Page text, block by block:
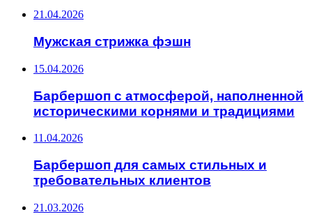
21.04.2026
Мужская стрижка фэшн
15.04.2026
Барбершоп с атмосферой, наполненной
историческими корнями и традициями
11.04.2026
Барбершоп для самых стильных и
требовательных клиентов
21.03.2026